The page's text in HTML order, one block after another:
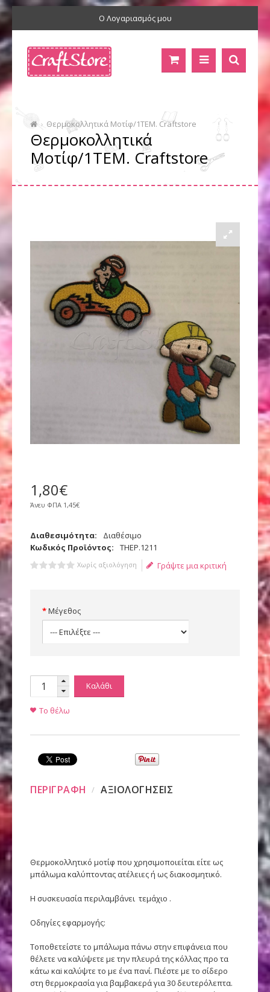
Ο Λογαριασμός μου
Θερμοκολλητικά Moτίφ/1ΤΕΜ. Craftstore
Θερμοκολλητικά
Moτίφ/1ΤΕΜ. Craftstore
1,80€
Άνευ ΦΠΑ 1,45€
Διαθεσιμότητα:
Διαθέσιμο
Κωδικός Προϊόντος:
ΤΗΕΡ.1211
Χωρίς αξιολόγηση Γράψτε μια κριτική
Μέγεθος
Καλάθι
Το θέλω
ΠΕΡΙΓΡΑΦΗ ΑΞΙΟΛΟΓΗΣΕΙΣ
Θερμοκολλητικό μοτίφ που χρησιμοποιείται είτε ως
μπάλωμα καλύπτοντας ατέλειες ή ως διακοσμητικό.
Η συσκευασία περιλαμβάνει τεμάχιο .
Οδηγίες εφαρμογής:
Τοποθετείστε το μπάλωμα πάνω στην επιφάνεια που
θέλετε να καλύψετε με την πλευρά της κόλλας προ τα
κάτω καi καλύψτε το με ένα πανί. Πιέστε με το σίδερο
στη θερμοκρασία για βαμβακερά για 30 δευτερόλεπτα.